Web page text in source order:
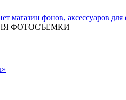
ФОТОСЪЕМКИ